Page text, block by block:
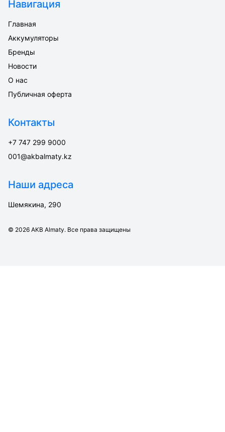
Навигация
Главная
Аккумуляторы
Бренды
Новости
О нас
Публичная оферта
Контакты
+7 747 299 9000
001@akbalmaty.kz
Наши адреса
Шемякина, 290
© 2026 AKB Almaty. Все права защищены